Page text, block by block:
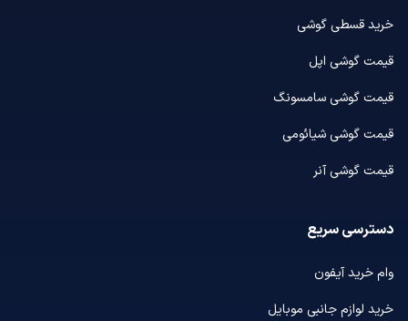
خرید قسطی گوشی
قیمت گوشی اپل
قیمت گوشی سامسونگ
قیمت گوشی شیائومی
قیمت گوشی آنر
دسترسی سریع
وام خرید آیفون
خرید لوازم جانبی موبایل